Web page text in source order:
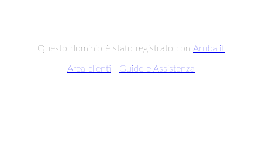
Questo dominio è stato registrato con Aruba.it
Area clienti Guide e Assistenza